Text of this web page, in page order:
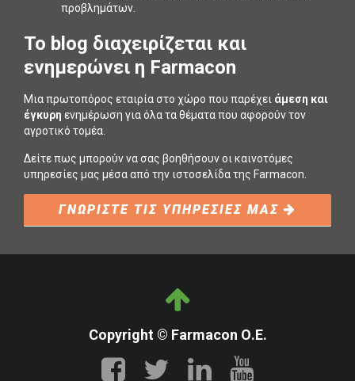
προβληµάτων.
To blog διαχειρίζεται και
ενημερώνει η Farmacon
Μια πρωτοπόρος εταιρία στο χώρο που παρέχει άμεση και
έγκυρη ενημέρωση για όλα τα θέματα που αφορούν τον
αγροτικό τομέα.
Δείτε πως μπορούν να σας βοηθήσουν οι καινοτόμες
υπηρεσίες μας μέσα από την ιστοσελίδα της Farmacon.
ΓΝΩΡΙΣΤΕ ΤΙΣ ΥΠΗΡΕΣΙΕΣ ΜΑΣ
Copyright © Farmacon Ο.Ε.